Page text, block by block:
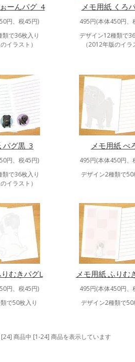
ーんパグ_4
円、税45円)
で36枚入り
イラスト）
メモ用紙 くろ
495円(本体450円、
デザイン12種類で
（2012年版のイラ
パグ黒_3
円、税45円)
で36枚入り
イラスト）
メモ用紙 べ
495円(本体450円、
デザイン2種類で50
むきパグL
円、税45円)
で50枚入り
メモ用紙 ふりむ
495円(本体450円、
デザイン2種類で50
商品中 [1-24] 商品を表示しています